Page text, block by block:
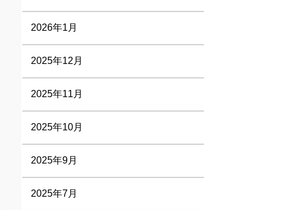
2026年1月
2025年12月
2025年11月
2025年10月
2025年9月
2025年7月